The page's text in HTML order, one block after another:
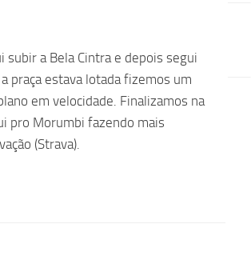
subir a Bela Cintra e depois segui
praça estava lotada fizemos um
em velocidade. Finalizamos na
pro Morumbi fazendo mais
(Strava).